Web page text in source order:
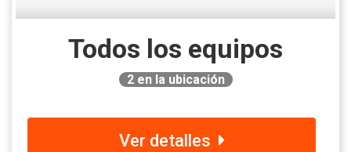
Todos los equipos
2en la ubicación
Ver detalles